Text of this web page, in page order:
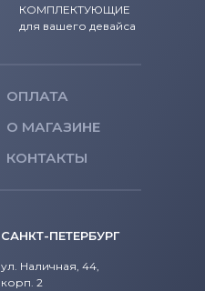
КОМПЛЕКТУЮЩИЕ
для вашего девайса
ОПЛАТА
О МАГАЗИНЕ
КОНТАКТЫ
САНКТ-ПЕТЕРБУРГ
ул. Наличная, 44,
корп. 2